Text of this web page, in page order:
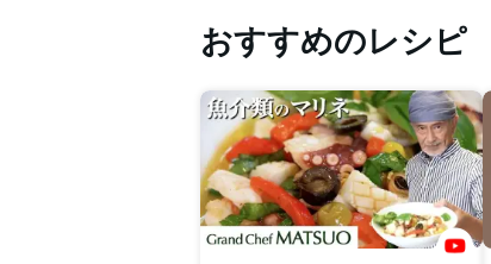
おすすめのレシピ